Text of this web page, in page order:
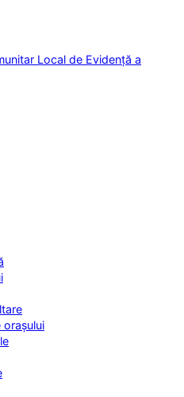
Local de Evidență a
orașului